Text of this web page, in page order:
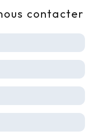
contacter